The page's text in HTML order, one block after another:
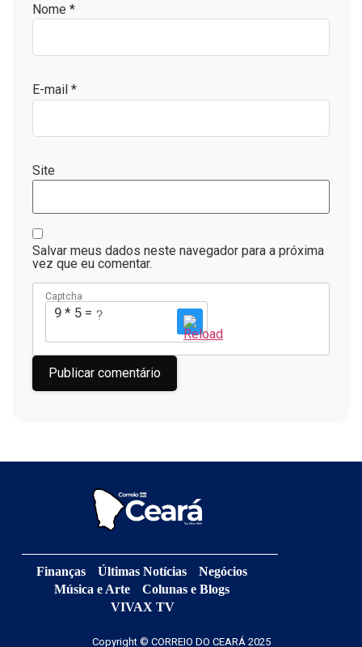
Nome *
E-mail *
Site
Salvar meus dados neste navegador para a próxima
vez que eu comentar.
Captcha
9 * 5 = ?
Finanças Últimas Notícias
Negócios
Música e Arte
Colunas e Blogs
VIVAX TV
Copyright © CORREIO DO CEARÁ 2025